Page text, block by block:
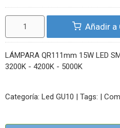
Añadir a
LÁMPARA QR111mm 15W LED
3200K - 4200K - 5000K
Categoría: Led GU10 | Tags: |